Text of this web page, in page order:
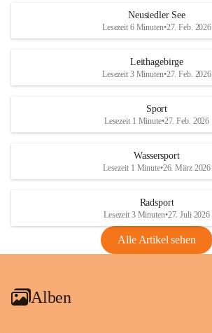
S
und den daraus folgenden wirtschaftlichen
Maßnahmen zur Bekämpfung
Rebe und der Amerikanischen
Anhang VBl. EU Nr. 18
1 Seite•1,4 MB
VBl. EU Nr. 18_2026
r
S
Neusiedler See
Lesezeit 6 Minuten•27. Feb. 2026
Leithagebirge
Lesezeit 3 Minuten•27. Feb. 2026
Sport
Lesezeit 1 Minute•27. Feb. 2026
Wassersport
Lesezeit 1 Minute•26. März 2026
Radsport
Lesezeit 3 Minuten•27. Juli 2026
Alle Artikel sehen
Alben